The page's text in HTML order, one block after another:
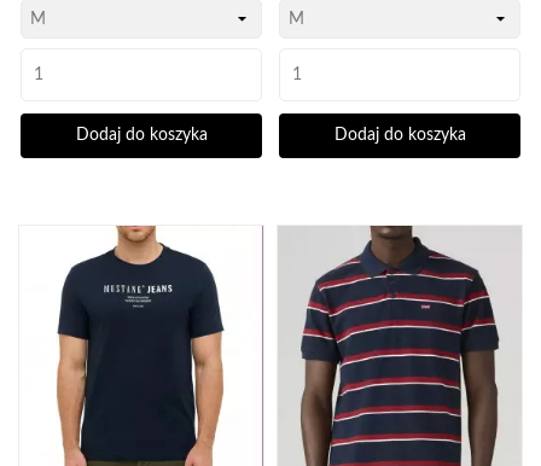
Dodaj do koszyka Dodaj do koszyka